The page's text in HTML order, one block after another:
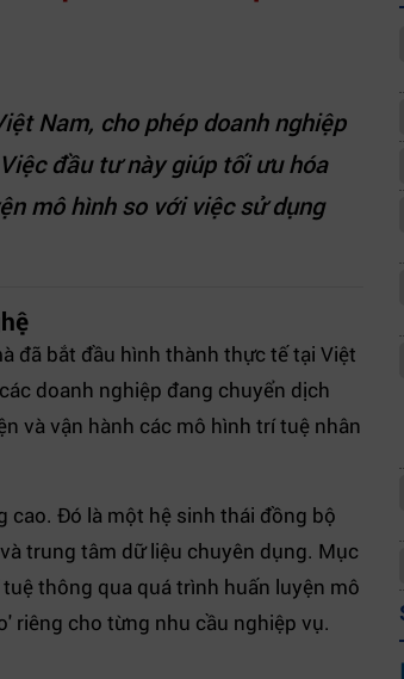
Nam, cho phép doanh nghiệp
đầu tư này giúp tối ưu hóa
mô hình so với việc sử dụng
đã bắt đầu hình thành thực tế tại Việt
doanh nghiệp đang chuyển dịch
và vận hành các mô hình trí tuệ nhân
cao. Đó là một hệ sinh thái đồng bộ
trung tâm dữ liệu chuyên dụng. Mục
thông qua quá trình huấn luyện mô
riêng cho từng nhu cầu nghiệp vụ.